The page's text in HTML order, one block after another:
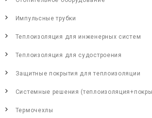
Импульсные трубки
Теплоизоляция для инженерных систем
Теплоизоляция для судостроения
Защитные покрытия для теплоизоляции
Системные решения
Термочехлы